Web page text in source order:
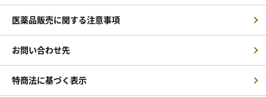
医薬品販売に関する注意事項
お問い合わせ先
特商法に基づく表示